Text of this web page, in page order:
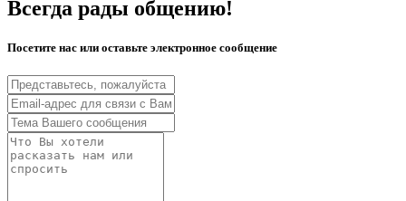
Всегда рады общению!
Посетите нас или оставьте электронное сообщение